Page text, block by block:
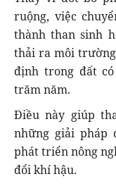
ruộng, việc
thành than sinh
thải ra môi
định trong đất
trăm năm.
Điều này giúp
những giải pháp
phát triển nông
đổi khí hậu.